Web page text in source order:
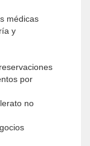
médicas
y
por
no